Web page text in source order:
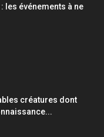
les événements à ne
créatures dont